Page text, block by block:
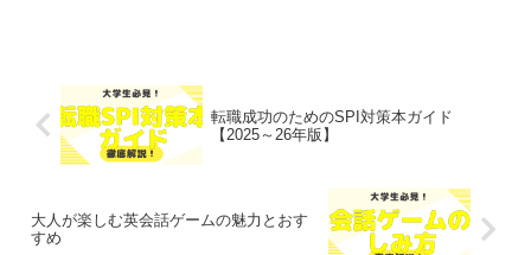
転職成功のためのSPI対策本ガイド
【2025～26年版】
大人が楽しむ英会話ゲームの魅力とおす
すめ